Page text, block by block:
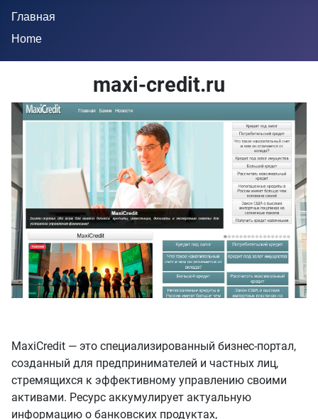
Главная
Home
maxi-credit.ru
MaxiCredit — это специализированный бизнес-портал,
созданный для предпринимателей и частных лиц,
стремящихся к эффективному управлению своими
активами. Ресурс аккумулирует актуальную
информацию о банковских продуктах,